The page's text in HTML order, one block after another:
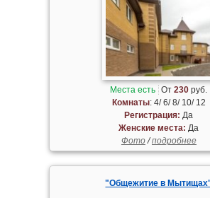
Места есть От230 руб.
Комнаты: 4/ 6/ 8/ 10/ 12
Регистрация: Да
Женские места: Да
Фото/подробнее
"Общежитие в